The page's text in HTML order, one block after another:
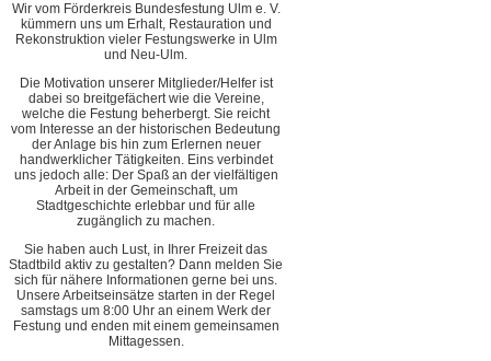
Wir vom Förderkreis Bundesfestung Ulm e. V.
kümmern uns um Erhalt, Restauration und
Rekonstruktion vieler Festungswerke in Ulm
und Neu-Ulm.
Die Motivation unserer Mitglieder/Helfer ist
dabei so breitgefächert wie die Vereine,
welche die Festung beherbergt. Sie reicht
vom Interesse an der historischen Bedeutung
der Anlage bis hin zum Erlernen neuer
handwerklicher Tätigkeiten. Eins verbindet
uns jedoch alle: Der Spaß an der vielfältigen
Arbeit in der Gemeinschaft, um
Stadtgeschichte erlebbar und für alle
zugänglich zu machen.
Sie haben auch Lust, in Ihrer Freizeit das
Stadtbild aktiv zu gestalten? Dann melden Sie
sich für nähere Informationen gerne bei uns.
Unsere Arbeitseinsätze starten in der Regel
samstags um 8:00 Uhr an einem Werk der
Festung und enden mit einem gemeinsamen
Mittagessen.